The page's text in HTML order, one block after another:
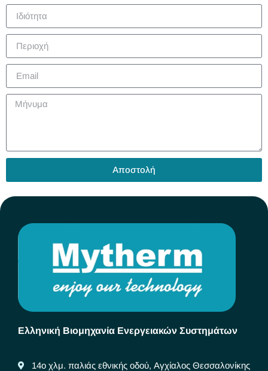
Αποστολή
Ελληνική Βιομηχανία Ενεργειακών Συστημάτων
14ο χλμ. παλιάς εθνικής οδού, Αγχίαλος Θεσσαλονίκης